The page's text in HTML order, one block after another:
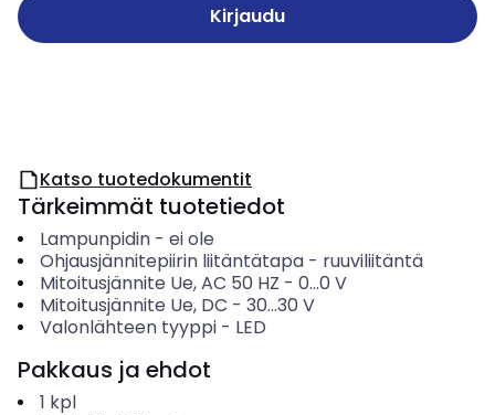
Kirjaudu
Katso tuotedokumentit
Tärkeimmät tuotetiedot
Lampunpidin- ei ole
Ohjausjännitepiirin liitäntätapa- ruuviliitäntä
Mitoitusjännite Ue, AC 50 HZ - 0...0 V
Mitoitusjännite Ue, DC - 30...30 V
Valonlähteen tyyppi- LED
Pakkaus ja ehdot
1 kpl